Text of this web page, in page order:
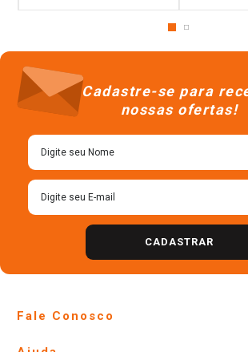
Cadastre-se para
nossas ofertas!
CADASTRAR
Fale Conosco